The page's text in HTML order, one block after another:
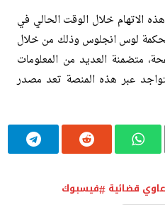
الاتهام خلال الوقت الحالي في
محكمة لوس انجلوس وذلك من خلال
دعوي متضمنة من 32 صفحة، متضمنة العديد من المعلومات
عبر هذه المنصة تعد مصدر
قضائية فيسبوك